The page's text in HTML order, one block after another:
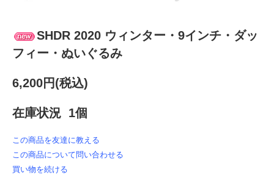
SHDR 2020 ウィンター・9インチ・ダッ
フィー・ぬいぐるみ
6,200円(税込)
在庫状況 1個
この商品を友達に教える
この商品について問い合わせる
買い物を続ける